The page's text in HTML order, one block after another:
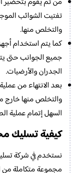
تفتيت الشوائب
والتخلص منها.
كما يتم استخدام
جميع الجوانب حتى
الجدران والأرضيات.
بعد الانتهاء من
والتخلص منها
السهل إتمام عملية
كيفية تسليك
نستخدم في شركة
مجموعة متكاملة